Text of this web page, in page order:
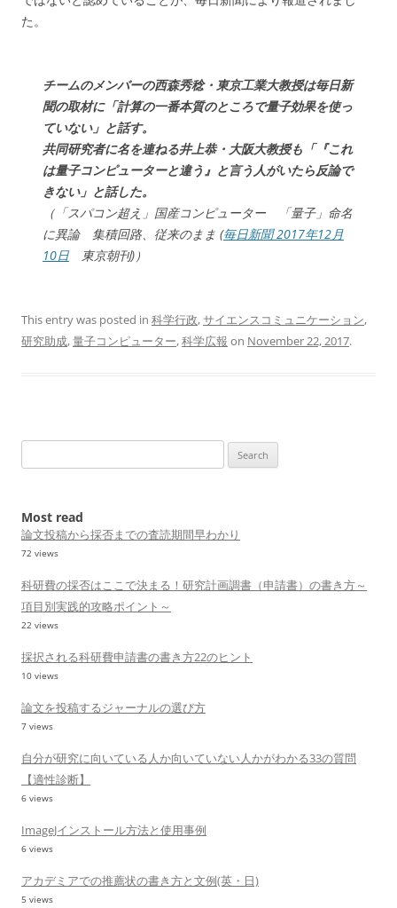
た。
チームのメンバーの西森秀稔・東京工業大教授は毎日新
聞の取材に「計算の一番本質のところで量子効果を使っ
ていない」と話す。
共同研究者に名を連ねる井上恭・大阪大教授も「『これ
は量子コンピューターと違う』と言う人がいたら反論で
きない」と話した。
（「スパコン超え」国産コンピューター 「量子」命名
に異論 集積回路、従来のまま (毎日新聞 2017年12月
10日 東京朝刊)）
This entry was posted in 科学行政,サイエンスコミュニケーション,
研究助成,量子コンピューター,科学広報 on November 22, 2017.
for:
Most read
論文投稿から採否までの査読期間早わかり
72 views
科研費の採否はここで決まる！研究計画調書（申請書）の書き方～
項目別実践的攻略ポイント～
22 views
採択される科研費申請書の書き方22のヒント
10 views
論文を投稿するジャーナルの選び方
7 views
自分が研究に向いている人か向いていない人かがわかる33の質問
【適性診断】
6 views
ImageJインストール方法と使用事例
6 views
アカデミアでの推薦状の書き方と文例(英・日)
5 views